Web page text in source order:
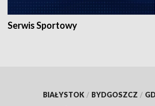
Serwis Sportowy
BIAŁYSTOK / BYDGOSZCZ /